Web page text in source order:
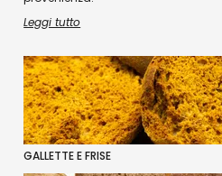
Leggi tutto
GALLETTE E FRISE